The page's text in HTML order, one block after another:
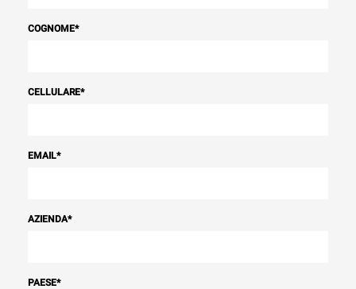
COGNOME*
CELLULARE*
EMAIL*
AZIENDA*
PAESE*